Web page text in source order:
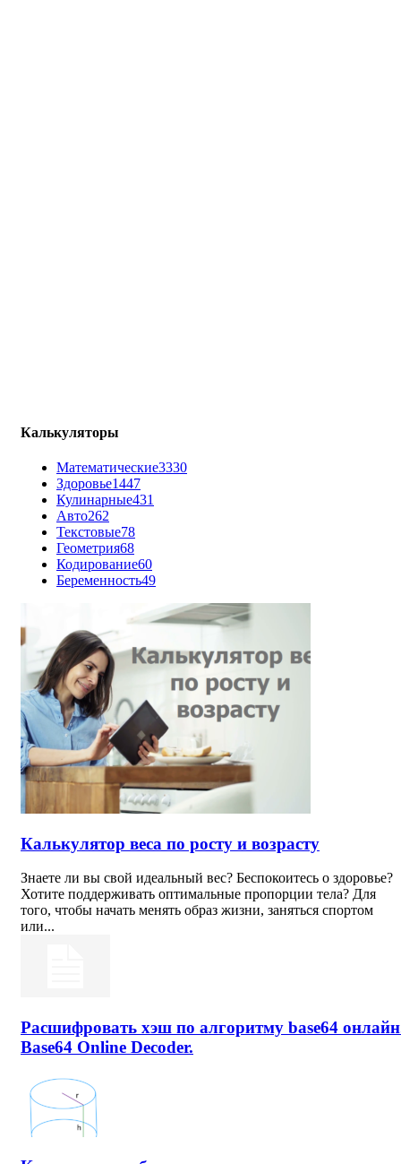
Калькуляторы
Математические3330
Здоровье1447
Кулинарные431
Авто262
Текстовые78
Геометрия68
Кодирование60
Беременность49
Калькулятор веса по росту и возрасту
Знаете ли вы свой идеальный вес? Беспокоитесь о здоровье?
Хотите поддерживать оптимальные пропорции тела? Для
того, чтобы начать менять образ жизни, заняться спортом
или...
Расшифровать хэш по алгоритму base64
Base64 Online Decoder.